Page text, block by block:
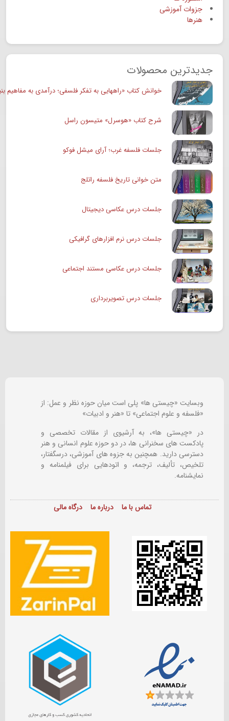
جزوات آموزشی
هنرها
جدیدترین محصولات
خوانش کتاب «راههایی به تفکر فلسفی؛ درآمدی به مفاهیم
شرح کتاب «هوسرل» متیسون راسل
جلسات فلسفه غرب؛ آرای میشل فوکو
متن خوانی تاریخ فلسفه راتلج
جلسات درس عکاسی دیجیتال
جلسات درس نرم افزارهای گرافیکی
جلسات درس عکاسی مستند اجتماعی
جلسات درس تصویربرداری
وبسایت «چیستی ها» پلی است میان حوزه نظر و عمل: از
«فلسفه و علوم اجتماعی» تا «هنر و ادبیات»
در «چیستی ها»، به آرشیوی از مقالات تخصصی و
پادکست های سخنرانی ها، در دو حوزه علوم انسانی و هنر
دسترسی دارید. همچنین به جزوه های آموزشی، درسگفتار،
تلخیص، تألیف، ترجمه، و اتودهایی برایفیلمنامه و
نمایشنامه.
تماس با ما درباره ما درگاه مالی